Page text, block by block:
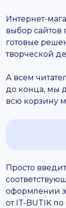
Интернет-
выбор сайтов
готовые
творческой
А всем
до конца, мы
всю корзину
Просто
оформлении
от IT-BUTIK